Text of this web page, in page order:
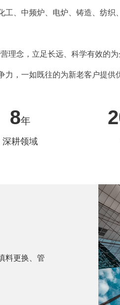
工、中频炉、电炉、铸造、纺
理念，立足长远、科学有效的
力，一如既往的为新老客户提
8年
深耕领域
料更换、管